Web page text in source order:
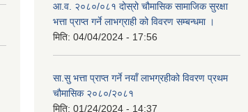
आ.व. २०८०/०८१ दोस्रो चौमासिक सामाजिक सुरक्षा
भत्ता प्राप्त गर्ने लाभग्राही को विवरण सम्बन्धमा ।
मिति: 04/04/2024 - 17:56
सा.सु भत्ता प्राप्त गर्ने नयाँ लाभग्रहीको विवरण प्रथम
चौमासिक २०८०/२०८१
मिति: 01/24/2024 - 14:37